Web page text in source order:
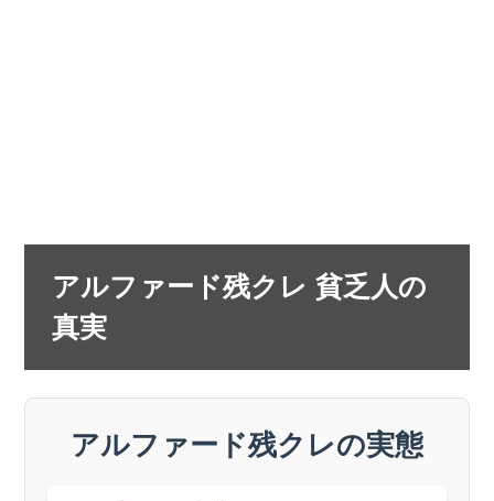
アルファード残クレ 貧乏人の
真実
アルファード残クレの実態